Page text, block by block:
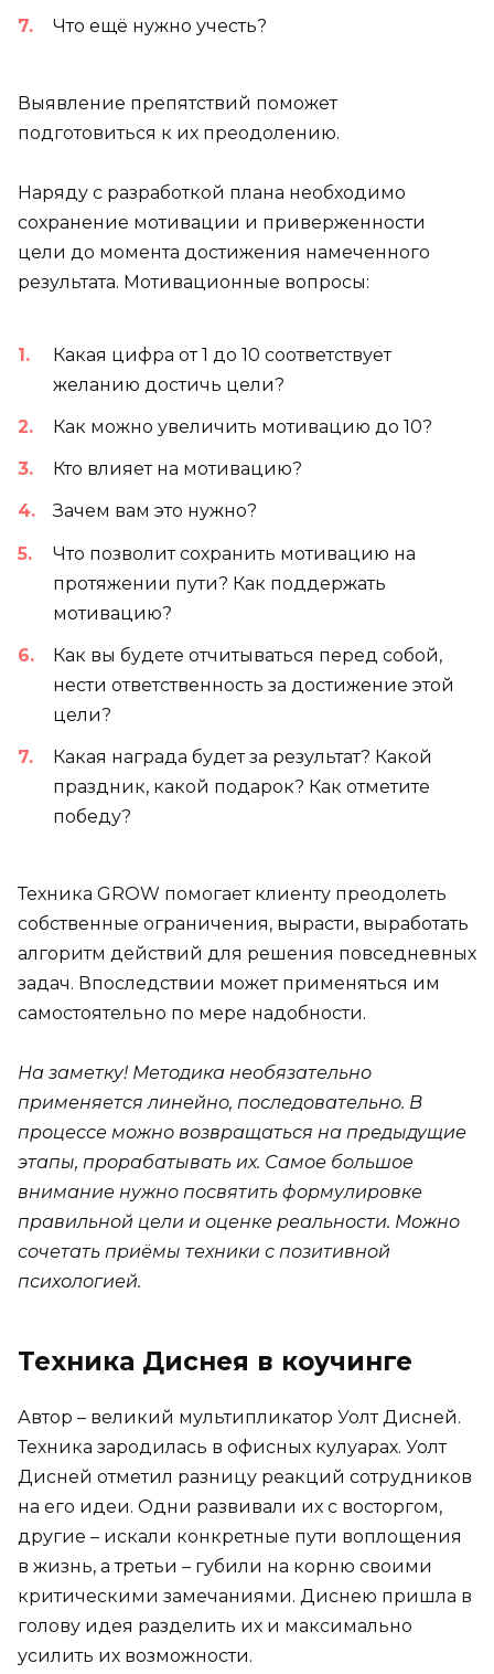
Что ещё нужно учесть?
Выявление препятствий поможет
подготовиться к их преодолению.
Наряду с разработкой плана необходимо
сохранение мотивации и приверженности
цели до момента достижения намеченного
результата. Мотивационные вопросы:
Какая цифра от 1 до 10 соответствует
желанию достичь цели?
Как можно увеличить мотивацию до 10?
Кто влияет на мотивацию?
Зачем вам это нужно?
Что позволит сохранить мотивацию на
протяжении пути? Как поддержать
мотивацию?
Как вы будете отчитываться перед собой,
нести ответственность за достижение этой
цели?
Какая награда будет за результат? Какой
праздник, какой подарок? Как отметите
победу?
Техника GROW помогает клиенту преодолеть
собственные ограничения, вырасти, выработать
алгоритм действий для решения повседневных
задач. Впоследствии может применяться им
самостоятельно по мере надобности.
На заметку! Методика необязательно
применяется линейно, последовательно. В
процессе можно возвращаться на предыдущие
этапы, прорабатывать их. Самое большое
внимание нужно посвятить формулировке
правильной цели и оценке реальности. Можно
сочетать приёмы техники с позитивной
психологией.
Техника Диснея в коучинге
Автор – великий мультипликатор Уолт Дисней.
Техника зародилась в офисных кулуарах. Уолт
Дисней отметил разницу реакций сотрудников
на его идеи. Одни развивали их с восторгом,
другие – искали конкретные пути воплощения
в жизнь, а третьи – губили на корню своими
критическими замечаниями. Диснею пришла в
голову идея разделить их и максимально
усилить их возможности.